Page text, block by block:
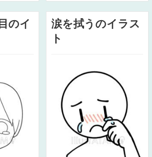
のイ
涙を拭うのイラス
ト